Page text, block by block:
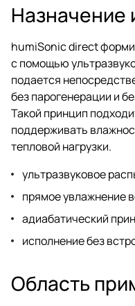
Назначение
humiSonic direct
с помощью
подается
без парогенерации и
Такой принцип
поддерживать
тепловой нагрузки.
ультразвуковое
прямое увлажнение
адиабатический
исполнение без
Область